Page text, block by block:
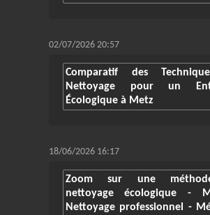
02/07/2026 20:57
Comparatif des
Nettoyage pour un
Écologique à Metz
18/06/2026 16:17
Zoom sur une
nettoyage écologique -
Nettoyage professionnel -